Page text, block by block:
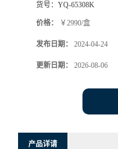
货号： YQ-65308K
价格： ￥2990/盒
发布日期： 2024-04-24
更新日期： 2026-08-06
产品详请